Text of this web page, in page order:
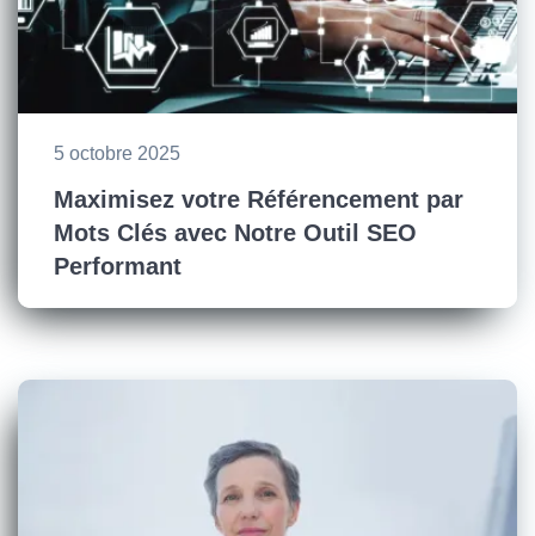
5 octobre 2025
Maximisez votre Référencement par
Mots Clés avec Notre Outil SEO
Performant